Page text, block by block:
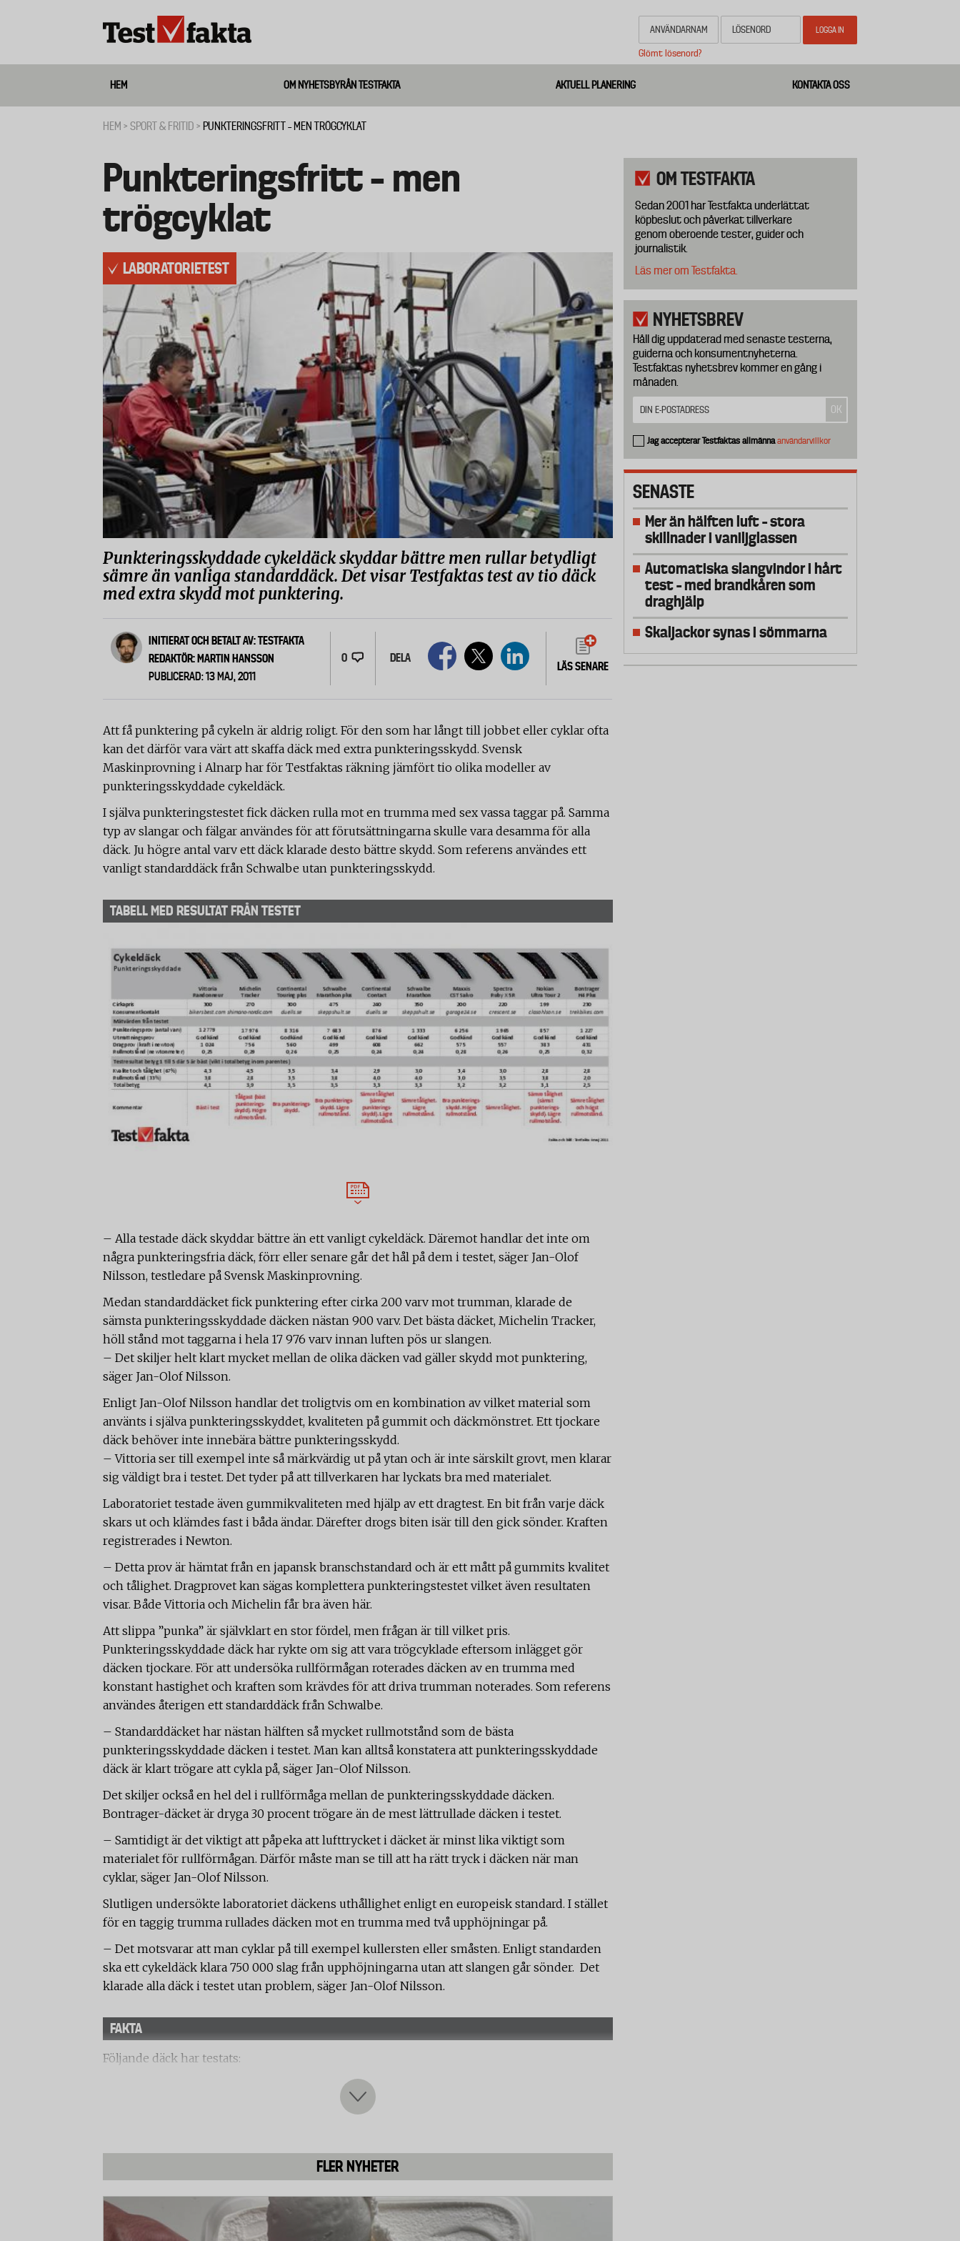
Glömt lösenord?
Media
HEM OM NYHETSBYRÅN TESTFAKTA AKTUELL PLANERING KONTAKTA OSS
HEM SPORT & FRITID PUNKTERINGSFRITT – MEN TRÖGCYKLAT
Punkteringsfritt – men
trögcyklat
LABORATORIETEST
Punkteringsskyddade cykeldäck skyddar bättre men rullar betydligt
sämre än vanliga standarddäck. Det visar Testfaktas test av tio däck
med extra skydd mot punktering.
INITIERAT OCH BETALT AV: TESTFAKTA
REDAKTÖR: MARTIN HANSSON
PUBLICERAD: 13 MAJ, 2011
0 DELA
LÄS SENARE
Att få punktering på cykeln är aldrig roligt. För den som har långt till jobbet eller cyklar ofta
kan det därför vara värt att skaffa däck med extra punkteringsskydd. Svensk
Maskinprovning i Alnarp har för Testfaktas räkning jämfört tio olika modeller av
punkteringsskyddade cykeldäck.
I själva punkteringstestet fick däcken rulla mot en trumma med sex vassa taggar på. Samma
typ av slangar och fälgar användes för att förutsättningarna skulle vara desamma för alla
däck. Ju högre antal varv ett däck klarade desto bättre skydd. Som referens användes ett
vanligt standarddäck från Schwalbe utan punkteringsskydd.
TABELL MED RESULTAT FRÅN TESTET
– Alla testade däck skyddar bättre än ett vanligt cykeldäck. Däremot handlar det inte om
några punkteringsfria däck, förr eller senare går det hål på dem i testet, säger Jan-Olof
Nilsson, testledare på Svensk Maskinprovning.
Medan standarddäcket fick punktering efter cirka 200 varv mot trumman, klarade de
sämsta punkteringsskyddade däcken nästan 900 varv. Det bästa däcket, Michelin Tracker,
höll stånd mot taggarna i hela 17 976 varv innan luften pös ur slangen.
– Det skiljer helt klart mycket mellan de olika däcken vad gäller skydd mot punktering,
säger Jan-Olof Nilsson.
Enligt Jan-Olof Nilsson handlar det troligtvis om en kombination av vilket material som
använts i själva punkteringsskyddet, kvaliteten på gummit och däckmönstret. Ett tjockare
däck behöver inte innebära bättre punkteringsskydd.
– Vittoria ser till exempel inte så märkvärdig ut på ytan och är inte särskilt grovt, men klarar
sig väldigt bra i testet. Det tyder på att tillverkaren har lyckats bra med materialet.
Laboratoriet testade även gummikvaliteten med hjälp av ett dragtest. En bit från varje däck
skars ut och klämdes fast i båda ändar. Därefter drogs biten isär till den gick sönder. Kraften
registrerades i Newton.
– Detta prov är hämtat från en japansk branschstandard och är ett mått på gummits kvalitet
och tålighet. Dragprovet kan sägas komplettera punkteringstestet vilket även resultaten
visar. Både Vittoria och Michelin får bra även här.
Att slippa ”punka” är självklart en stor fördel, men frågan är till vilket pris.
Punkteringsskyddade däck har rykte om sig att vara trögcyklade eftersom inlägget gör
däcken tjockare. För att undersöka rullförmågan roterades däcken av en trumma med
konstant hastighet och kraften som krävdes för att driva trumman noterades. Som referens
användes återigen ett standarddäck från Schwalbe.
– Standarddäcket har nästan hälften så mycket rullmotstånd som de bästa
punkteringsskyddade däcken i testet. Man kan alltså konstatera att punkteringsskyddade
däck är klart trögare att cykla på, säger Jan-Olof Nilsson.
Det skiljer också en hel del i rullförmåga mellan de punkteringsskyddade däcken.
Bontrager-däcket är dryga 30 procent trögare än de mest lättrullade däcken i testet.
– Samtidigt är det viktigt att påpeka att lufttrycket i däcket är minst lika viktigt som
materialet för rullförmågan. Därför måste man se till att ha rätt tryck i däcken när man
cyklar, säger Jan-Olof Nilsson.
Slutligen undersökte laboratoriet däckens uthållighet enligt en europeisk standard. I stället
för en taggig trumma rullades däcken mot en trumma med två upphöjningar på.
– Det motsvarar att man cyklar på till exempel kullersten eller småsten. Enligt standarden
ska ett cykeldäck klara 750 000 slag från upphöjningarna utan att slangen går sönder. Det
klarade alla däck i testet utan problem, säger Jan-Olof Nilsson.
FAKTA
Följande däck har testats:
- Nokian Ultra Tour 2
- Schwalbe Marathon
- Schwalbe Marathon Plus
- Spectra Ruby X 5R
FLER NYHETER
OM TESTFAKTA
Sedan 2001 har Testfakta underlättat
köpbeslut och påverkat tillverkare
genom oberoende tester, guider och
journalistik.
Läs mer om Testfakta.
NYHETSBREV
Håll dig uppdaterad med senaste testerna,
guiderna och konsumentnyheterna.
Testfaktas nyhetsbrev kommer en gång i
månaden.
Jag accepterar Testfaktas allmännaanvändarvillkor
SENASTE
Mer än hälften luft – stora
skillnader i vaniljglassen
Automatiska slangvindor i hårt
test – med brandkåren som
draghjälp
Skaljackor synas i sömmarna